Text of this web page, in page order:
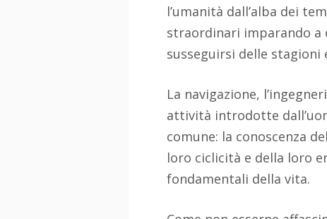
l’umanità dall’alba dei
straordinari imparando a
susseguirsi delle stagioni
La navigazione,
attività introdotte
comune: la conoscenza
loro ciclicità e della loro
fondamentali della vita.